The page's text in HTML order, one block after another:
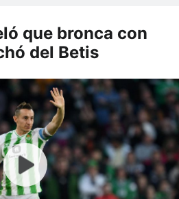
que bronca con
del Betis